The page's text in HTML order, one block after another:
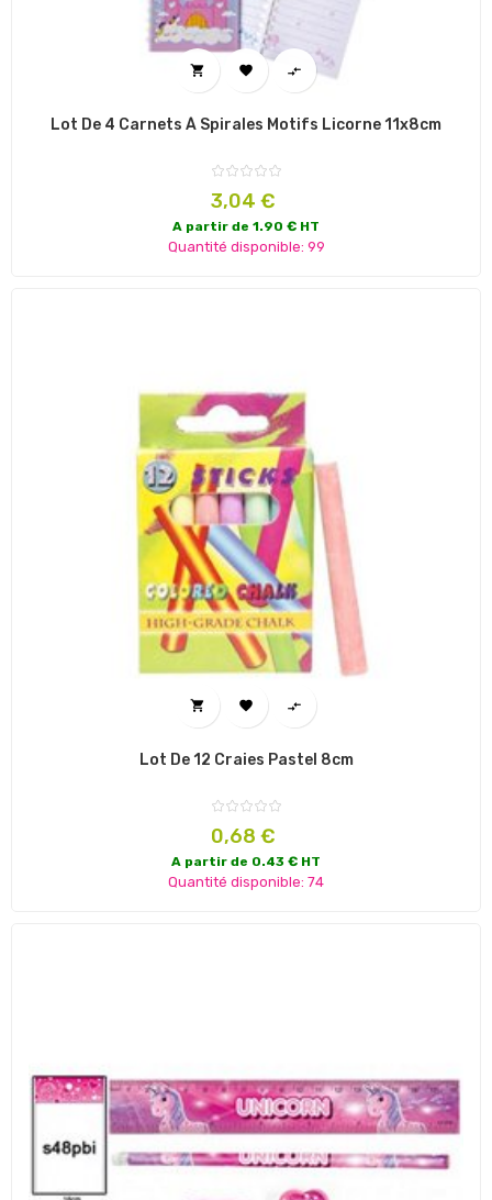
  
Lot De 4 Carnets À Spirales Motifs Licorne 11x8cm
Prix
3,04 €
A partir de 1.90 € HT
Quantité disponible: 99
  
Lot De 12 Craies Pastel 8cm
Prix
0,68 €
A partir de 0.43 € HT
Quantité disponible: 74